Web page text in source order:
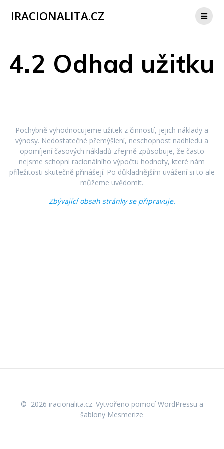
IRACIONALITA.CZ
4.2 Odhad užitku
Pochybně vyhodnocujeme užitek z činností, jejich náklady a
výnosy. Nedostatečné přemýšlení, neschopnost nadhledu a
opomíjení časových nákladů zřejmě způsobuje, že často
nejsme schopni racionálního výpočtu hodnoty, které nám
příležitosti skutečně přinášejí. Po důkladnějším uvážení si to ale
můžeme uvědomit.
Zbývající obsah stránky se připravuje.
© 2026 iracionalita.cz. Vytvořeno pomocí WordPressu a
šablony Mesmerize